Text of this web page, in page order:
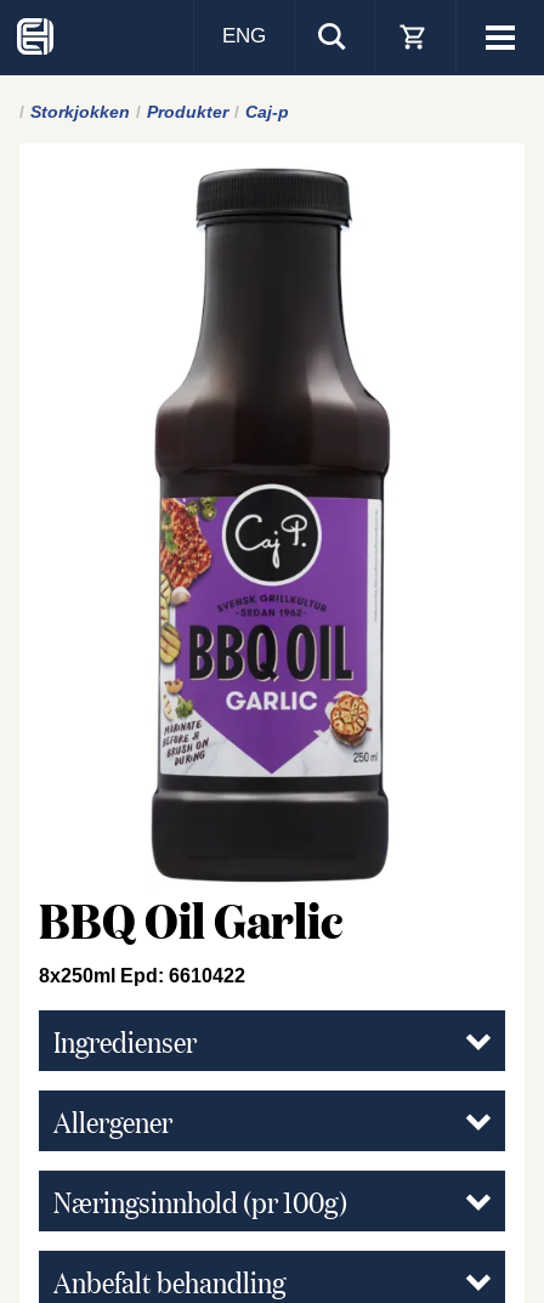
Visa
ENG
Storkjokken Produkter Caj-p
BBQ Oil Garlic
8x250ml Epd: 6610422
Ingredienser
Allergener
Næringsinnhold (pr 100g)
Anbefalt behandling